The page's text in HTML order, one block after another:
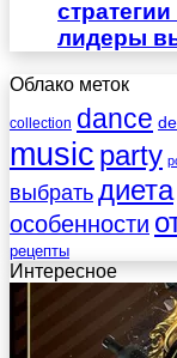
лидеры
Облако меток
collection dance
music party
выбратьдиета
особенности
рецепты
Интересное